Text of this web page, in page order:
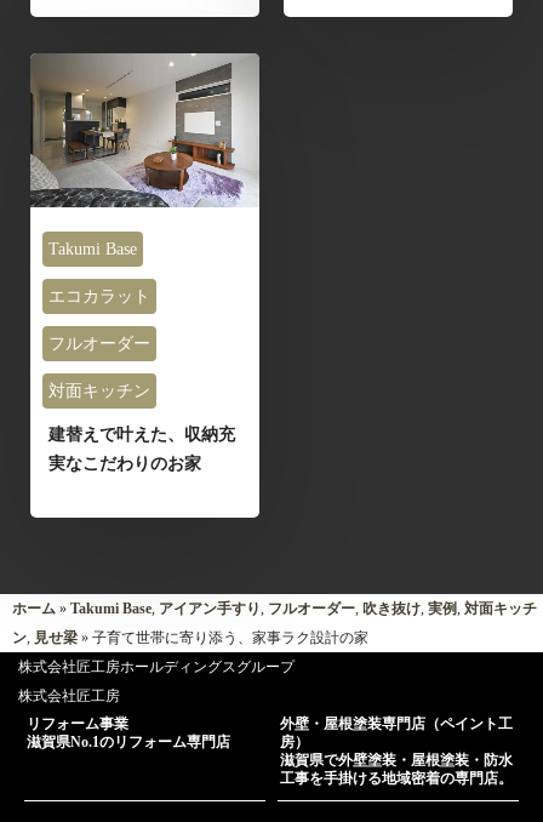
Takumi Base
エコカラット
フルオーダー
対面キッチン
建替えで叶えた、収納充
実なこだわりのお家
ホーム » Takumi Base, アイアン手すり, フルオーダー, 吹き抜け, 実例, 対面キッチ
ン, 見せ梁 » 子育て世帯に寄り添う、家事ラク設計の家
株式会社匠工房ホールディングスグループ
株式会社匠工房
リフォーム事業
滋賀県No.1のリフォーム専門店
外壁・屋根塗装専門店（ペイント工
房）
滋賀県で外壁塗装・屋根塗装・防水
工事を手掛ける地域密着の専門店。